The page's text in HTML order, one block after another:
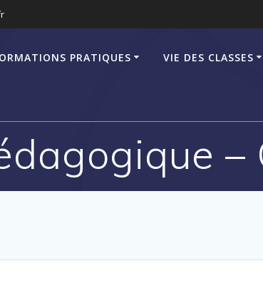
PRATIQUES VIE DES CLASSES
–